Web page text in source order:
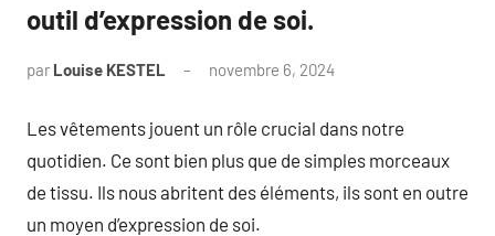
outil d’expression de soi.
par Louise KESTEL novembre 6, 2024
Les vêtements jouent un rôle crucial dans notre
quotidien. Ce sont bien plus que de simples morceaux
de tissu. Ils nous abritent des éléments, ils sont en outre
un moyen d’expression de soi.